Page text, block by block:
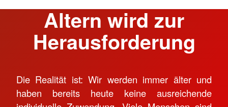
Altern wird zur
Herausforderung
Die Realität ist: Wir werden immer älter und
haben bereits heute keine ausreichende